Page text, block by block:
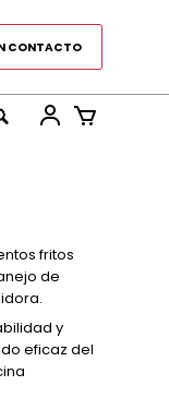
CONTACTO
fritos
de
y
eficaz del